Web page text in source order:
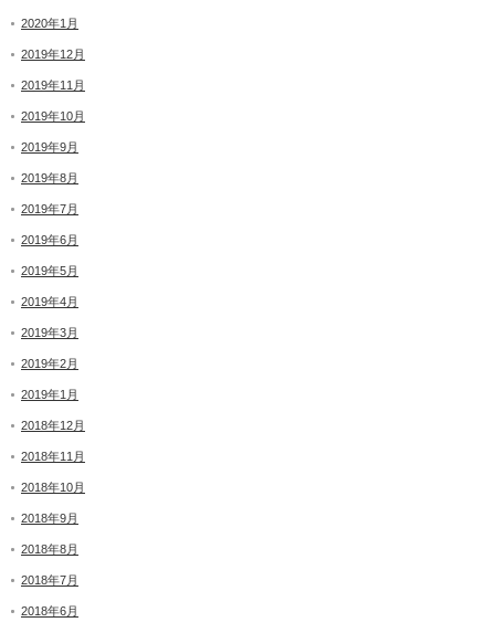
2020年1月
2019年12月
2019年11月
2019年10月
2019年9月
2019年8月
2019年7月
2019年6月
2019年5月
2019年4月
2019年3月
2019年2月
2019年1月
2018年12月
2018年11月
2018年10月
2018年9月
2018年8月
2018年7月
2018年6月